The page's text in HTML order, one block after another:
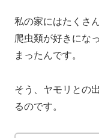
私の家にはたくさ
爬虫類が好きにな
まったんです。
そう、ヤモリとの
るのです。